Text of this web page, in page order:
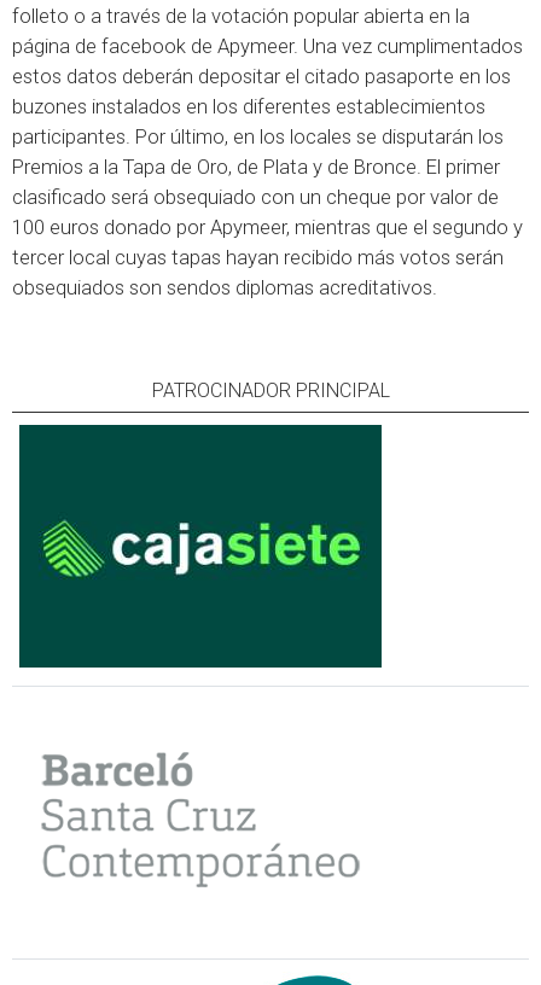
folleto o a través de la votación popular abierta en la
página de facebook de Apymeer. Una vez cumplimentados
estos datos deberán depositar el citado pasaporte en los
buzones instalados en los diferentes establecimientos
participantes. Por último, en los locales se disputarán los
Premios a la Tapa de Oro, de Plata y de Bronce. El primer
clasificado será obsequiado con un cheque por valor de
100 euros donado por Apymeer, mientras que el segundo y
tercer local cuyas tapas hayan recibido más votos serán
obsequiados son sendos diplomas acreditativos.
PATROCINADOR PRINCIPAL